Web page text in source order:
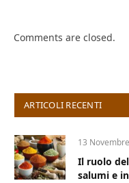
Comments are closed.
ARTICOLI RECENTI
13
Il ruolo
salumi e